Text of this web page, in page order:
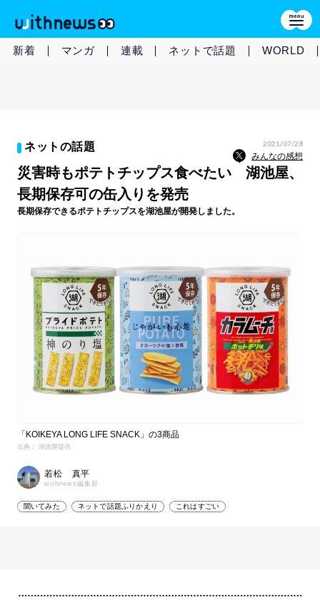
新着 マンガ 連載 ネットで話題 WORLD
ネットの話題 2021/07/28
みんなの感想
災害時もポテトチップス食べたい 湖池屋、
長期保存可の缶入りを発売
長期保存できるポテトチップスを湖池屋が開発しました。
「KOIKEYA LONG LIFE SNACK」の3商品
出典： 湖池屋提供
若松 真平
withnews編集部
聞いてみた ネットで話題ふりかえり これはすごい